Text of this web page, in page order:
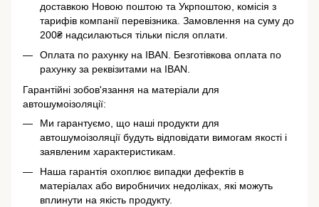
доставкою Новою поштою та Укрпоштою, комісія з
тарифів компанії перевізника. Замовлення на суму до
200₴ надсилаються тільки після оплати.
Оплата по рахунку на IBAN. Безготівкова оплата по
рахунку за реквізитами на IBAN.
Гарантійні зобов'язання на матеріали для
автошумоізоляції:
Ми гарантуємо, що наші продукти для
автошумоізоляції будуть відповідати вимогам якості і
заявленим характеристикам.
Наша гарантія охоплює випадки дефектів в
матеріалах або виробничих недоліках, які можуть
вплинути на якість продукту.